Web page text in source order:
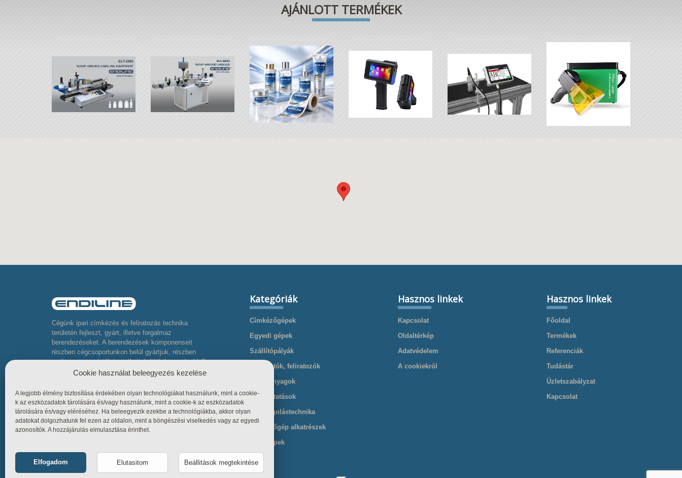
AJÁNLOTT TERMÉKEK
Cégünk ipari címkézés és feliratozás technika
területén fejleszt, gyárt, illetve forgalmaz
berendezéseket. A berendezések komponenseit
részben cégcsoportunkon belül gyártjuk, részben
pedig neves gyártók termékeit építjük be, melyekből
komplett összetett berendezéseket készítünk
Kategóriák
Címkézőgépek
Egyedi gépek
Szállítópályák
Nyomtatók, feliratozók
Kellékanyagok
Szolgáltatások
Csomagolástechnika
Cimkézőgép alkatrészek
Töltőgépek
Hasznos linkek
Kapcsolat
Oldaltérkép
Adatvédelem
A cookiekról
Hasznos linkek
Főoldal
Termékek
Referenciák
Tudástár
Üzletszabályzat
Kapcsolat
Cookie használat beleegyezés kezelése
A legjobb élmény biztosítása érdekében olyan technológiákat használunk, mint a cookie-
k az eszközadatok tárolására és/vagy használunk, mint a cookie-k az eszközadatok
tárolására és/vagy eléréséhez. Ha beleegyezik ezekbe a technológiákba, akkor olyan
adatokat dolgozhatunk fel ezen az oldalon, mint a böngészési viselkedés vagy az egyedi
azonosítók. A hozzájárulás elmulasztása érinthet.
Funkcionális Mindig bekapcsolva
Elfogadom Elutasitom Beállitások megtekintése